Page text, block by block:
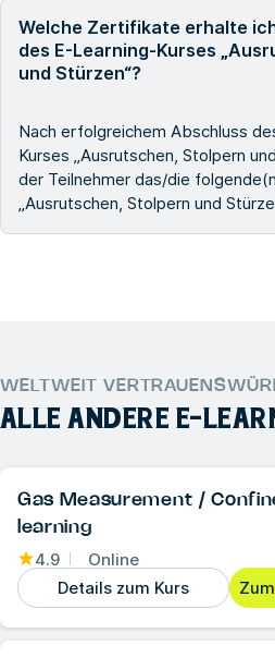
Welche Zertifikate erhalte
des E-Learning-Kurses
und Stürzen“?
Nach erfolgreichem Abschluss
Kurses „Ausrutschen, Stolpern
der Teilnehmer das/die
„Ausrutschen, Stolpern und
WELTWEIT
ALLE ANDERE E-
Gas Measurement /
learning
4.9
Online
Details zum Kurs